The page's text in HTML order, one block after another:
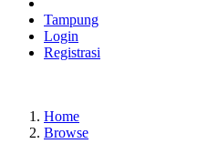
Tampung
Login
Registrasi
Home
Browse